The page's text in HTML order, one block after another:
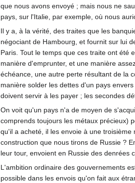
que nous avons envoyé ; mais nous ne
pays, sur l'Italie, par exemple, où nous
Il y a, à la vérité, des traites que les
négociant de Hambourg, et fournit sur lui
Paris. Tout le temps que ces traite ont été
manière d'emprunter, et une manière
échéance, une autre perte résultant de la
manière solder les dettes d'un pays
doivent servir à les payer ; les secondes
On voit qu'un pays n'a de moyen de
comprends toujours les métaux précieux)
qu'il a acheté, il les envoie à une
construction que nous tirons de Russie ?
leur tour, envoient en Russie des denrées
L'ambition ordinaire des gouvernements
possible dans les envois qu'on fait aux